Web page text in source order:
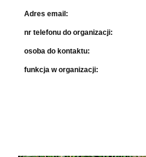
Adres email:
nr telefonu do organizacji:
osoba do kontaktu:
funkcja w organizacji: